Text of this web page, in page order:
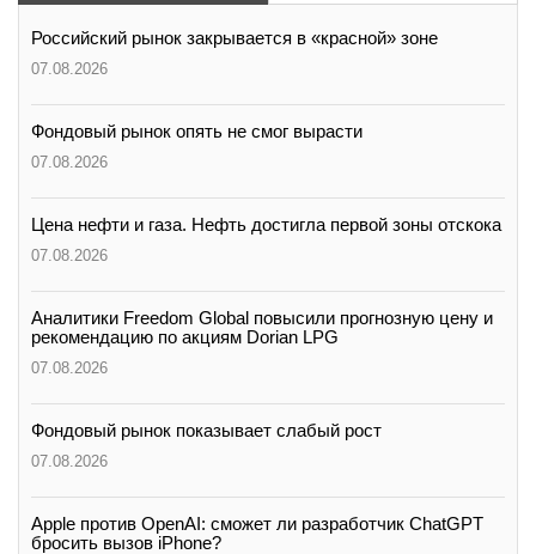
Российский рынок закрывается в «красной» зоне
07.08.2026
Фондовый рынок опять не смог вырасти
07.08.2026
Цена нефти и газа. Нефть достигла первой зоны отскока
07.08.2026
Аналитики Freedom Global повысили прогнозную цену и
рекомендацию по акциям Dorian LPG
07.08.2026
Фондовый рынок показывает слабый рост
07.08.2026
Apple против OpenAI: сможет ли разработчик ChatGPT
бросить вызов iPhone?